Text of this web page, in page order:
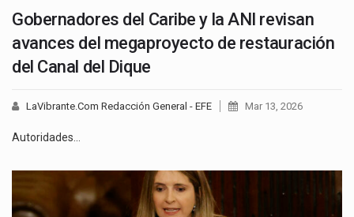
Gobernadores del Caribe y la ANI revisan
avances del megaproyecto de restauración
del Canal del Dique
LaVibrante.Com Redacción General - EFE Mar 13, 2026
Autoridades…